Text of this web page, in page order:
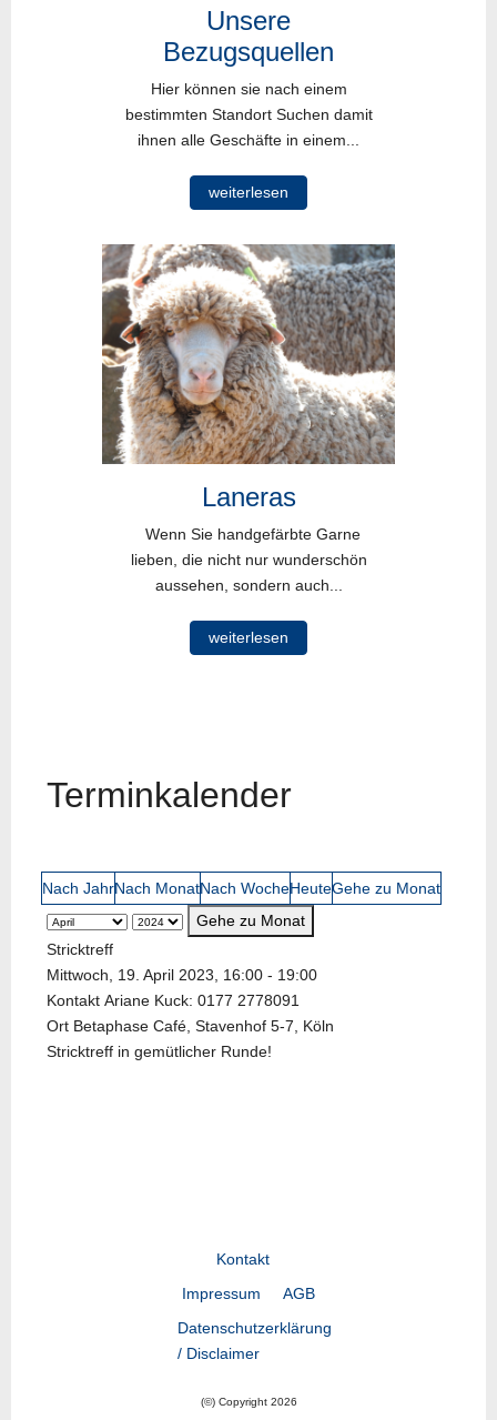
Unsere
Bezugsquellen
Hier können sie nach einem
bestimmten Standort Suchen damit
ihnen alle Geschäfte in einem...
weiterlesen
Laneras
Wenn Sie handgefärbte Garne
lieben, die nicht nur wunderschön
aussehen, sondern auch...
weiterlesen
Terminkalender
Nach JahrNach MonatNach WocheHeuteGehe zu Monat
Gehe zu Monat
Stricktreff
Mittwoch, 19. April 2023, 16:00 - 19:00
Kontakt Ariane Kuck: 0177 2778091
Ort Betaphase Café, Stavenhof 5-7, Köln
Stricktreff in gemütlicher Runde!
Kontakt
Impressum
AGB
Datenschutzerklärung
/ Disclaimer
(©) Copyright 2026